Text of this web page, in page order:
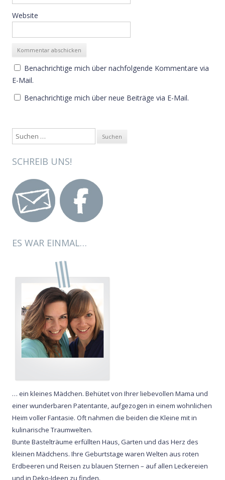
Website
Benachrichtige mich über nachfolgende Kommentare via
E-Mail.
Benachrichtige mich über neue Beiträge via E-Mail.
Suche nach:
SCHREIB UNS!
ES WAR EINMAL…
… ein kleines Mädchen. Behütet von Ihrer liebevollen Mama und
einer wunderbaren Patentante, aufgezogen in einem wohnlichen
Heim voller Fantasie. Oft nahmen die beiden die Kleine mit in
kulinarische Traumwelten.
Bunte Bastelträume erfüllten Haus, Garten und das Herz des
kleinen Mädchens. Ihre Geburtstage waren Welten aus roten
Erdbeeren und Reisen zu blauen Sternen – auf allen Leckereien
und in Deko-Ideen zu finden.